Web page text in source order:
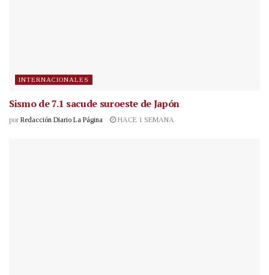
INTERNACIONALES
Sismo de 7.1 sacude suroeste de Japón
por Redacción Diario La Página HACE 1 SEMANA